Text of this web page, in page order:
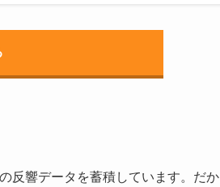
反響データを蓄積しています。だか